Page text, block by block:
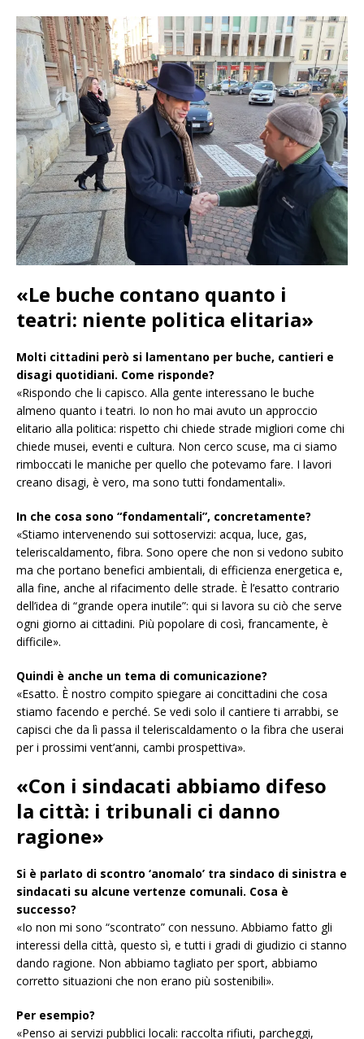
«Le buche contano quanto i
teatri: niente politica elitaria»
Molti cittadini però si lamentano per buche, cantieri e
disagi quotidiani. Come risponde?
«Rispondo che li capisco. Alla gente interessano le buche
almeno quanto i teatri. Io non ho mai avuto un approccio
elitario alla politica: rispetto chi chiede strade migliori come chi
chiede musei, eventi e cultura. Non cerco scuse, ma ci siamo
rimboccati le maniche per quello che potevamo fare. I lavori
creano disagi, è vero, ma sono tutti fondamentali».
In che cosa sono “fondamentali”, concretamente?
«Stiamo intervenendo sui sottoservizi: acqua, luce, gas,
teleriscaldamento, fibra. Sono opere che non si vedono subito
ma che portano benefici ambientali, di efficienza energetica e,
alla fine, anche al rifacimento delle strade. È l’esatto contrario
dell’idea di “grande opera inutile”: qui si lavora su ciò che serve
ogni giorno ai cittadini. Più popolare di così, francamente, è
difficile».
Quindi è anche un tema di comunicazione?
«Esatto. È nostro compito spiegare ai concittadini che cosa
stiamo facendo e perché. Se vedi solo il cantiere ti arrabbi, se
capisci che da lì passa il teleriscaldamento o la fibra che userai
per i prossimi vent’anni, cambi prospettiva».
«Con i sindacati abbiamo difeso
la città: i tribunali ci danno
ragione»
Si è parlato di scontro ‘anomalo’ tra sindaco di sinistra e
sindacati su alcune vertenze comunali. Cosa è
successo?
«Io non mi sono “scontrato” con nessuno. Abbiamo fatto gli
interessi della città, questo sì, e tutti i gradi di giudizio ci stanno
dando ragione. Non abbiamo tagliato per sport, abbiamo
corretto situazioni che non erano più sostenibili».
Per esempio?
«Penso ai servizi pubblici locali: raccolta rifiuti, parcheggi,